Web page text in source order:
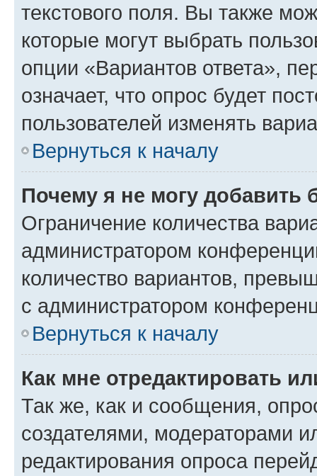
текстового поля. Вы также
которые могут выбрать
опции «Вариантов ответа»,
означает, что опрос будет
пользователей изменять
Вернуться к началу
Почему я не могу добавить
Ограничение количества
администратором
количество вариантов,
с администратором
Вернуться к началу
Как мне отредактировать
Так же, как и сообщения,
создателями, модераторами
редактирования опроса